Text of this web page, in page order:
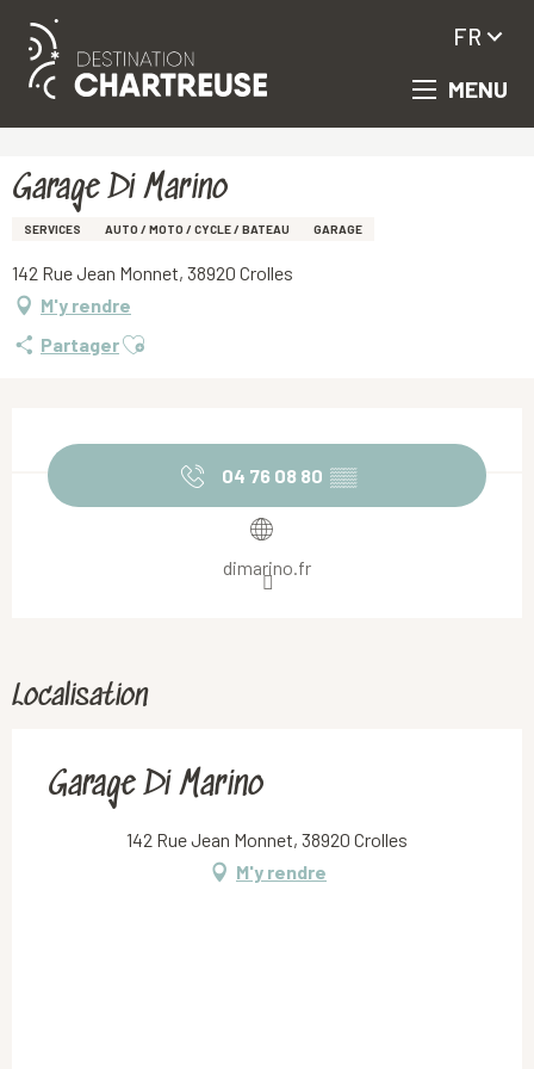
Aller
principal
MENU
FR
Garage Di Marino
SERVICES AUTO / MOTO / CYCLE / BATEAU GARAGE
142 Rue Jean Monnet, 38920 Crolles
M'y rendre
PartagerAjouter aux favoris
04 76 08 80 ▒▒
dimarino.fr
Localisation
Garage Di Marino
142 Rue Jean Monnet, 38920 Crolles
M'y rendre